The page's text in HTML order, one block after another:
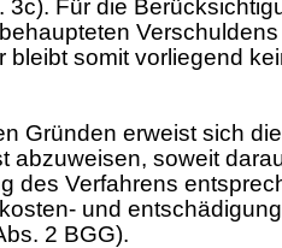
3c). Für die
bleibt somit vorliegend
Gründen erweist sich
abzuweisen, soweit
des Verfahrens
und
2 BGG).